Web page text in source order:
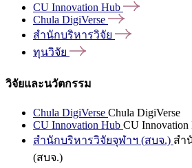
CU Innovation Hub
Chula DigiVerse
สำนักบริหารวิจัย
ทุนวิจัย
วิจัยและนวัตกรรม
Chula DigiVerse Chula DigiVerse
CU Innovation Hub CU Innovation
สำนักบริหารวิจัยจุฬาฯ (สบจ.) สำ
(สบจ.)